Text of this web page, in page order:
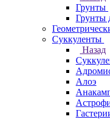
Грунты
Грунты
Суккуленты
Назад
Алоэ